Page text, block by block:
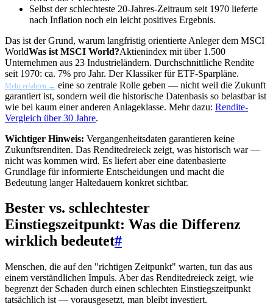
Selbst der schlechteste 20-Jahres-Zeitraum seit 1970 lieferte
nach Inflation noch ein leicht positives Ergebnis.
Das ist der Grund, warum langfristig orientierte Anleger dem MSCI
WorldWas ist MSCI World?Aktienindex mit über 1.500
Unternehmen aus 23 Industrieländern. Durchschnittliche Rendite
seit 1970: ca. 7% pro Jahr. Der Klassiker für ETF-Sparpläne.
Mehr erfahren → eine so zentrale Rolle geben — nicht weil die Zukunft
garantiert ist, sondern weil die historische Datenbasis so belastbar ist
wie bei kaum einer anderen Anlageklasse. Mehr dazu: Rendite-
Vergleich über 30 Jahre.
Wichtiger Hinweis: Vergangenheitsdaten garantieren keine
Zukunftsrenditen. Das Renditedreieck zeigt, was historisch war —
nicht was kommen wird. Es liefert aber eine datenbasierte
Grundlage für informierte Entscheidungen und macht die
Bedeutung langer Haltedauern konkret sichtbar.
Bester vs. schlechtester
Einstiegszeitpunkt: Was die Differenz
wirklich bedeutet#
Menschen, die auf den "richtigen Zeitpunkt" warten, tun das aus
einem verständlichen Impuls. Aber das Renditedreieck zeigt, wie
begrenzt der Schaden durch einen schlechten Einstiegszeitpunkt
tatsächlich ist — vorausgesetzt, man bleibt investiert.